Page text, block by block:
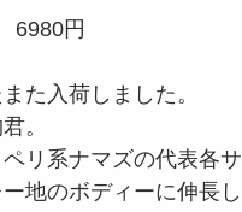
6980円
また入荷しました。
。
ペリ系ナマズの代表各
ー地のボディーに伸長